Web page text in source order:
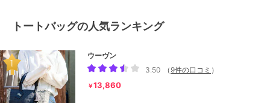
トートバッグの人気ランキング
ウーヴン
3.50
（ 9件の口コミ ）
￥13,860